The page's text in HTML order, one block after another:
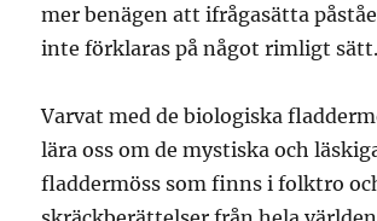
mer benägen att ifrågasätta
inte förklaras på något rimligt sätt.
Varvat med de biologiska
lära oss om de mystiska och
fladdermöss som finns i folktro